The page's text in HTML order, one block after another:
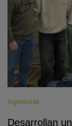
Ingenierías
Desarrollan